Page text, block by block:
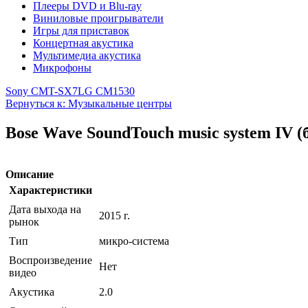
Плееры DVD и Blu-ray
Виниловые проигрыватели
Игры для приставок
Концертная акустика
Мультимедиа акустика
Микрофоны
Sony CMT-SX7LG CM1530
Вернуться к: Музыкальные центры
Bose Wave SoundTouch music system IV
Описание
Характеристики
Дата выхода на
рынок
2015 г.
Тип
микро-система
Воспроизведение
видео
Нет
Акустика
2.0